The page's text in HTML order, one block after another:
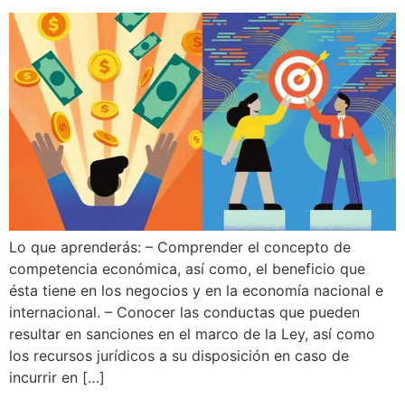
Lo que aprenderás: – Comprender el concepto de
competencia económica, así como, el beneficio que
ésta tiene en los negocios y en la economía nacional e
internacional. – Conocer las conductas que pueden
resultar en sanciones en el marco de la Ley, así como
los recursos jurídicos a su disposición en caso de
incurrir en […]